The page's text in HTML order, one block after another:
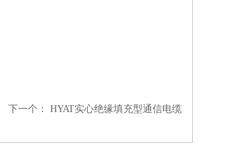
下一个： HYAT实心绝缘填充型通信电缆